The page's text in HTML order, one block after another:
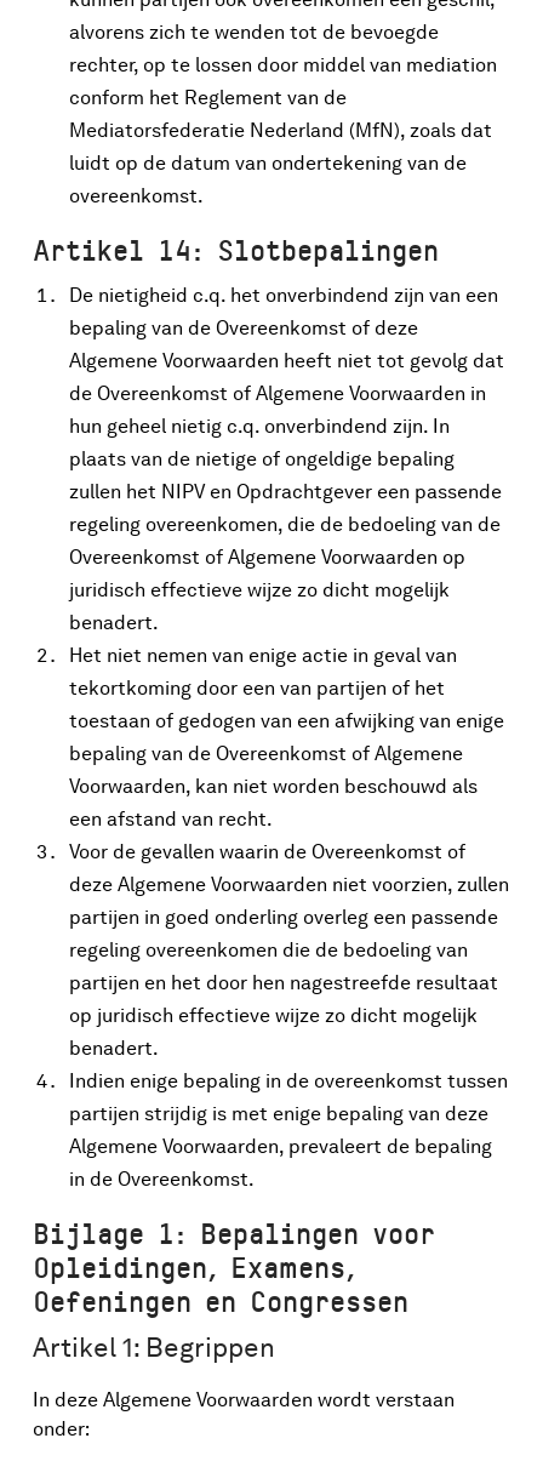
alvorens zich te wenden tot de bevoegde
rechter, op te lossen door middel van mediation
conform het Reglement van de
Mediatorsfederatie Nederland (MfN), zoals dat
luidt op de datum van ondertekening van de
overeenkomst.
Artikel 14: Slotbepalingen
De nietigheid c.q. het onverbindend zijn van een
bepaling van de Overeenkomst of deze
Algemene Voorwaarden heeft niet tot gevolg dat
de Overeenkomst of Algemene Voorwaarden in
hun geheel nietig c.q. onverbindend zijn. In
plaats van de nietige of ongeldige bepaling
zullen het NIPV en Opdrachtgever een passende
regeling overeenkomen, die de bedoeling van de
Overeenkomst of Algemene Voorwaarden op
juridisch effectieve wijze zo dicht mogelijk
benadert.
Het niet nemen van enige actie in geval van
tekortkoming door een van partijen of het
toestaan of gedogen van een afwijking van enige
bepaling van de Overeenkomst of Algemene
Voorwaarden, kan niet worden beschouwd als
een afstand van recht.
Voor de gevallen waarin de Overeenkomst of
deze Algemene Voorwaarden niet voorzien, zullen
partijen in goed onderling overleg een passende
regeling overeenkomen die de bedoeling van
partijen en het door hen nagestreefde resultaat
op juridisch effectieve wijze zo dicht mogelijk
benadert.
Indien enige bepaling in de overeenkomst tussen
partijen strijdig is met enige bepaling van deze
Algemene Voorwaarden, prevaleert de bepaling
in de Overeenkomst.
Bijlage 1: Bepalingen voor
Opleidingen, Examens,
Oefeningen en Congressen
Artikel 1: Begrippen
In deze Algemene Voorwaarden wordt verstaan
onder: